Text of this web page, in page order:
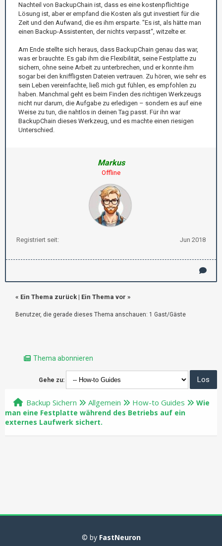
Nachteil von BackupChain ist, dass es eine kostenpflichtige
Lösung ist, aber er empfand die Kosten als gut investiert für die
Zeit und den Aufwand, die es ihm ersparte. "Es ist, als hätte man
einen Backup-Assistenten, der nichts verpasst“, witzelte er.
Am Ende stellte sich heraus, dass BackupChain genau das war,
was er brauchte. Es gab ihm die Flexibilität, seine Festplatte zu
sichern, ohne seine Arbeit zu unterbrechen, und er konnte ihm
sogar bei den kniffligsten Dateien vertrauen. Zu hören, wie sehr es
sein Leben vereinfachte, ließ mich gut fühlen, es empfohlen zu
haben. Manchmal geht es beim Finden des richtigen Werkzeugs
nicht nur darum, die Aufgabe zu erledigen – sondern es auf eine
Weise zu tun, die nahtlos in deinen Tag passt. Für ihn war
BackupChain dieses Werkzeug, und es machte einen riesigen
Unterschied.
Markus
Offline
Registriert seit: Jun 2018
« Ein Thema zurück | Ein Thema vor »
Benutzer, die gerade dieses Thema anschauen: 1 Gast/Gäste
Thema abonnieren
Gehe zu:
Backup Sichern Allgemein How-to Guides
Wie
man eine Festplatte während des Betriebs auf ein
externes Laufwerk sichert.
© by FastNeuron